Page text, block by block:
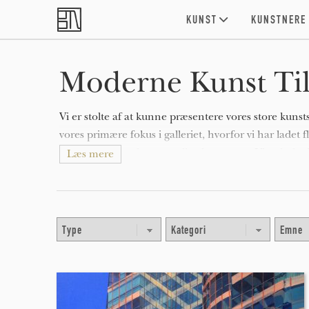
Skip to main content
KUNST KUNSTNERE
Moderne Kunst
Vi er stolte af at kunne præsentere vores store
vores primære fokus i galleriet, hvorfor vi har ladet
eneste kunstværk og samtlige kunstnere. Vi er
kunstfotografier, samt en lang række limited
Er du interesseret i at se flere detaljer om et
Læs mere